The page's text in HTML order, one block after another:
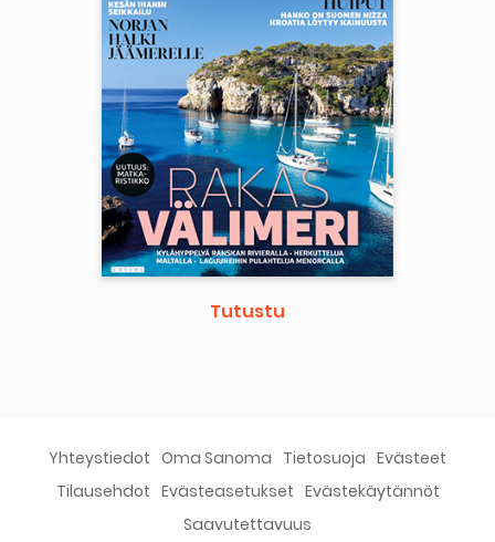
Tutustu
Yhteystiedot Oma Sanoma Tietosuoja Evästeet
Tilausehdot Evästeasetukset Evästekäytännöt
Saavutettavuus